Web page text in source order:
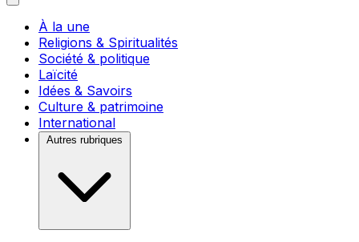
À la une
Religions & Spiritualités
Société & politique
Laïcité
Idées & Savoirs
Culture & patrimoine
International
Autres rubriques